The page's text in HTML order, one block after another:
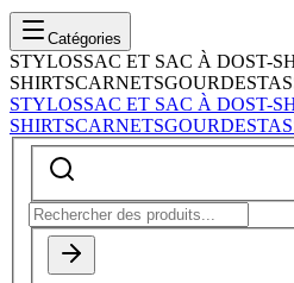
Catégories
STYLOSSAC ET SAC À DOST-
SHIRTSCARNETSGOURDES
STYLOSSAC ET SAC À DOST-
SHIRTSCARNETSGOURDES